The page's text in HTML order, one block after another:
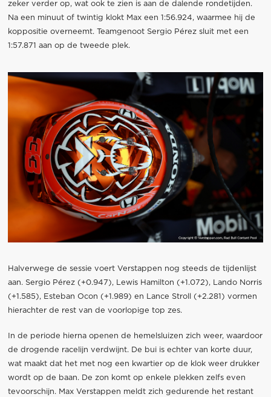
zeker verder op, wat ook te zien is aan de dalende rondetijden.
Na een minuut of twintig klokt Max een 1:56.924, waarmee hij de
koppositie overneemt. Teamgenoot Sergio Pérez sluit met een
1:57.871 aan op de tweede plek.
Halverwege de sessie voert Verstappen nog steeds de tijdenlijst
aan. Sergio Pérez (+0.947), Lewis Hamilton (+1.072), Lando Norris
(+1.585), Esteban Ocon (+1.989) en Lance Stroll (+2.281) vormen
hierachter de rest van de voorlopige top zes.
In de periode hierna openen de hemelsluizen zich weer, waardoor
de drogende racelijn verdwijnt. De bui is echter van korte duur,
wat maakt dat het met nog een kwartier op de klok weer drukker
wordt op de baan. De zon komt op enkele plekken zelfs even
tevoorschijn. Max Verstappen meldt zich gedurende het restant